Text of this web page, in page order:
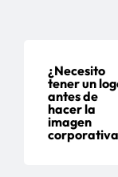
¿Necesito
tener un
antes de
hacer la
imagen